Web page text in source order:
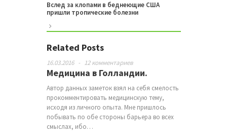
Вслед за клопами в беднеющие США
пришли тропические болезни
Related Posts
16.03.2016 - 12 комментариев
Медицина в Голландии.
Автор данных заметок взял на себя смелость
прокомментировать медицинскую тему,
исходя из личного опыта. Мне пришлось
побывать по обе стороны барьера во всех
смыслах, ибо…